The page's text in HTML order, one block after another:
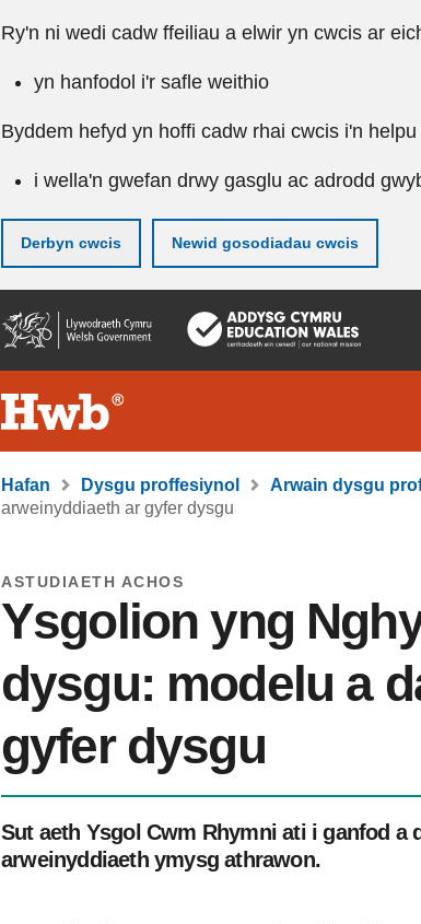
Ry'n ni wedi cadw ffeiliau a elwir yn cwcis ar
yn hanfodol i'r safle weithio
Byddem hefyd yn hoffi cadw rhai cwcis i'n helpu
i wella'n gwefan drwy gasglu ac adrodd
Derbyn cwcis Newid gosodiadau cwcis
Hafan Dysgu proffesiynol Arwain dysgu
arweinyddiaeth ar gyfer dysgu
ASTUDIAETH ACHOS
Ysgolion yng
dysgu: modelu a
gyfer dysgu
Sut aeth Ysgol Cwm Rhymni ati i ganfod a
arweinyddiaeth ymysg athrawon.